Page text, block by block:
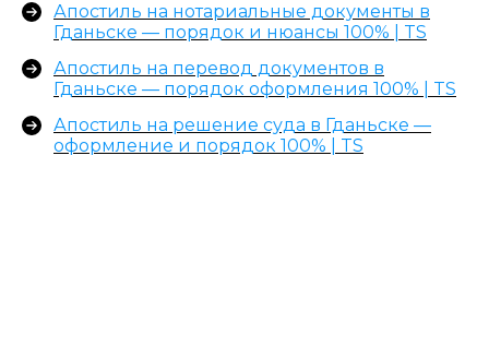
Апостиль на нотариальные документы в
Гданьске — порядок и нюансы 100% | TS
Апостиль на перевод документов в
Гданьске — порядок оформления 100% | TS
Апостиль на решение суда в Гданьске —
оформление и порядок 100% | TS
Услуги
Этапы
пн-пт 9:00−18:00